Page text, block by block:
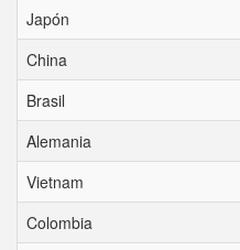
Japón
China
Brasil
Alemania
Vietnam
Colombia